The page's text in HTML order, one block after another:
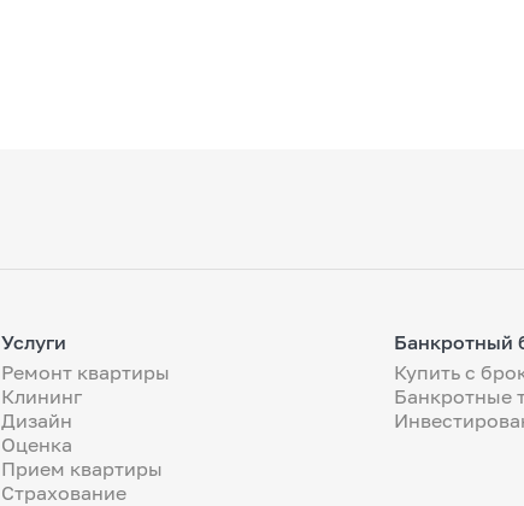
Услуги
Ремонт квартиры
Клининг
Дизайн
Оценка
Прием квартиры
Страхование
Банкротный
Купить с
Банкротные